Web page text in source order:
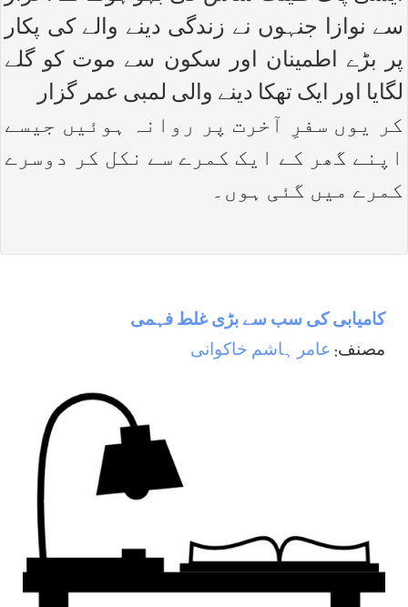
سے نوازا جنہوں نے زندگی دینے والے کی پکار
پر بڑے اطمینان اور سکون سے موت کو گلے
لگایا اور ایک تھکا دینے والی لمبی عمر گزار
کر یوں سفرِ آخرت پر روانہ ہوئیں جیسے
اپنے گھر کے ایک کمرے سے نکل کر دوسرے
کمرے میں گئی ہوں۔
کامیابی کی سب سے بڑی غلط فہمی
مصنف: عامر ہاشم خاکوانی